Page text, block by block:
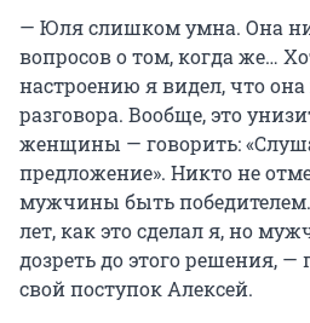
— Юля слишком умна. Она
вопросов о том, когда же…
настроению я видел, что она
разговора. Вообще, это
женщины — говорить:
предложение». Никто не
мужчины быть победителем.
лет, как это сделал я, но
дозреть до этого решения,
свой поступок Алексей.